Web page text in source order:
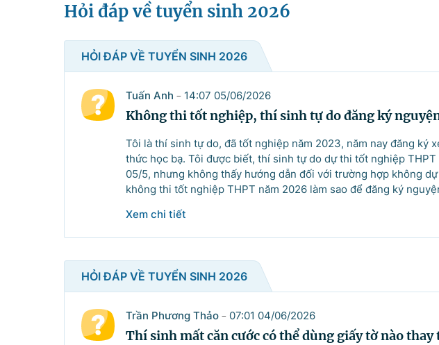
Hỏi đáp về tuyển sinh 2026
HỎI ĐÁP VỀ TUYỂN SINH 2026
Tuấn Anh - 14:07 05/06/2026
Không thi tốt nghiệp, thí sinh tự do đăng ký
Tôi là thí sinh tự do, đã tốt nghiệp năm 2023, năm nay đăng ký
thức học bạ. Tôi được biết, thí sinh tự do dự thi tốt nghiệp
05/5, nhưng không thấy hướng dẫn đối với trường hợp không
không thi tốt nghiệp THPT năm 2026 làm sao để đăng ký
Xem chi tiết
HỎI ĐÁP VỀ TUYỂN SINH 2026
Trần Phương Thảo - 07:01 04/06/2026
Thí sinh mất căn cước có thể dùng giấy tờ nào thay